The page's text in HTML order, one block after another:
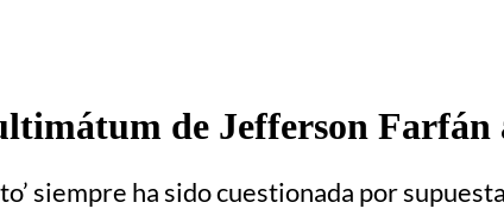
de Jefferson
siempre ha sido cuestionada por